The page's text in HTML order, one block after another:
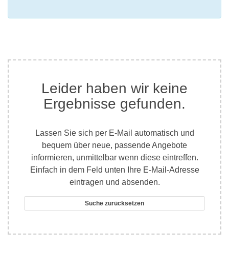
Leider haben wir keine
Ergebnisse gefunden.
Lassen Sie sich per E-Mail automatisch und
bequem über neue, passende Angebote
informieren, unmittelbar wenn diese eintreffen.
Einfach in dem Feld unten Ihre E-Mail-Adresse
eintragen und absenden.
Suche zurücksetzen